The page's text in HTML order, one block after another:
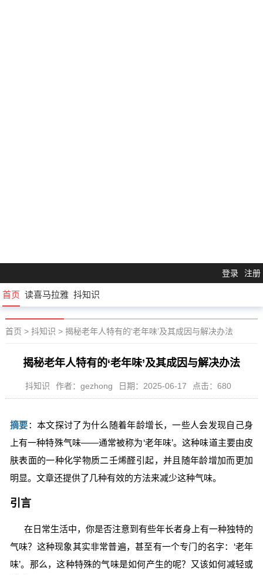
登录 注册
首页 读喜马拉雅 抖知识
首页 > 抖知识 > 揭秘老年人特有的‘老年味’及其成因与解决办法
揭秘老年人特有的‘老年味’及其成因与解决办法
抖知识 作者：gezhong 日期：2025-06-17 点击：680
摘要：本文探讨了为什么随着年龄增长，一些人会发现自己身
上有一种特殊气味——通常被称为‘老年味’。这种味道主要由皮
肤表面的一种化学物质二壬烯醛引起，并且随年龄增加而更加
明显。文章还提供了几种有效的方法来减少这种气味。
引言
在日常生活中，你是否注意到有些年长者身上有一种独特的
气味？这种现象其实非常普遍，甚至有一个专门的名字：‘老年
味’。那么，这种特殊的气味是如何产生的呢？又该如何减轻或